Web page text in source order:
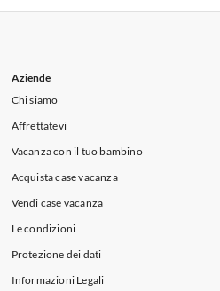
Aziende
Chi siamo
Affrettatevi
Vacanza con il tuo bambino
Acquista case vacanza
Vendi case vacanza
Le condizioni
Protezione dei dati
Informazioni Legali